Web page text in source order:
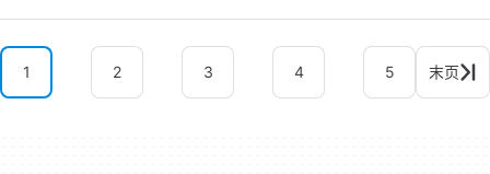
1 2 3 4 5 末页